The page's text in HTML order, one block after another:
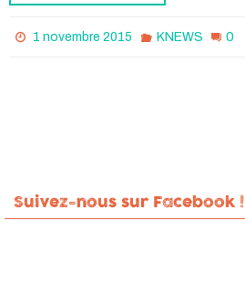
1 novembre 2015 KNEWS 0
Suivez-nous sur Facebook !